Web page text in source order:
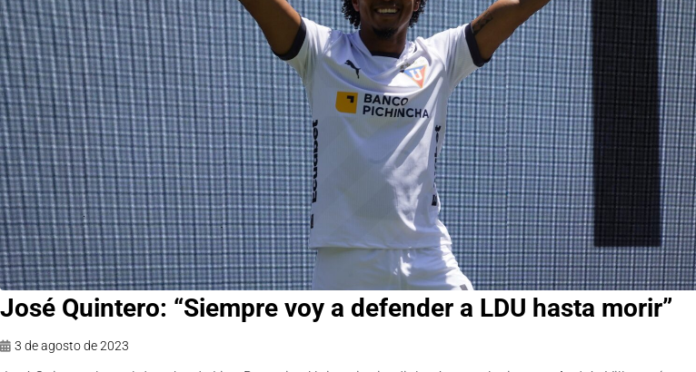
José Quintero: “Siempre voy a defender a LDU hasta morir”
3 de agosto de 2023